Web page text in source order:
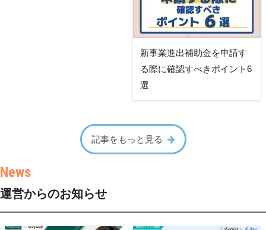
新事業進出補助金を申請す
る際に確認すべきポイント6
選
記事をもっと見る
運営からのお知らせ